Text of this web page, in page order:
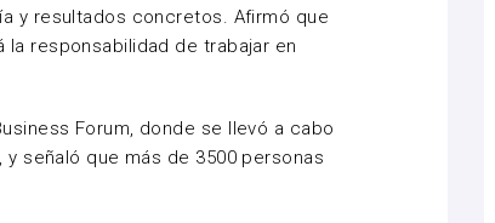
y resultados concretos. Afirmó que
responsabilidad de trabajar en
Forum, donde se llevó a cabo
y señaló que más de 3500 personas